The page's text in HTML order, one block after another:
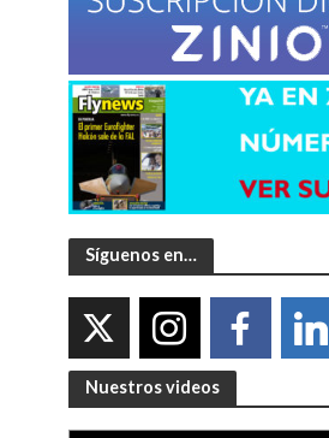
Síguenos en…
Nuestros videos